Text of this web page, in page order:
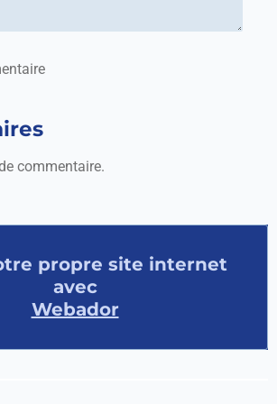
commentaire.
propre site internet
avec
Webador